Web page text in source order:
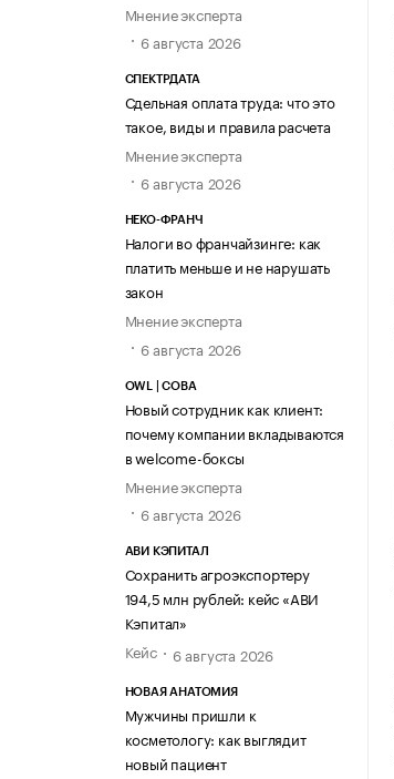
Мнение эксперта
6 августа 2026
СПЕКТРДАТА
Сдельная оплата труда: что это
такое, виды и правила расчета
Мнение эксперта
6 августа 2026
НЕКО-ФРАНЧ
Налоги во франчайзинге: как
платить меньше и не нарушать
закон
Мнение эксперта
6 августа 2026
OWL | СОВА
Новый сотрудник как клиент:
почему компании вкладываются
в welcome-боксы
Мнение эксперта
6 августа 2026
АВИ КЭПИТАЛ
Сохранить агроэкспортеру
194,5 млн рублей: кейс «АВИ
Кэпитал»
Кейс
6 августа 2026
НОВАЯ АНАТОМИЯ
Мужчины пришли к
косметологу: как выглядит
новый пациент